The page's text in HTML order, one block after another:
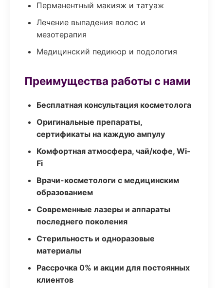
Перманентный макияж и татуаж
Лечение выпадения волос и
мезотерапия
Медицинский педикюр и подология
Преимущества работы с нами
Бесплатная консультация косметолога
Оригинальные препараты,
сертификаты на каждую ампулу
Комфортная атмосфера, чай/кофе, Wi-
Fi
Врачи-косметологи с медицинским
образованием
Современные лазеры и аппараты
последнего поколения
Стерильность и одноразовые
материалы
Рассрочка 0% и акции для постоянных
клиентов